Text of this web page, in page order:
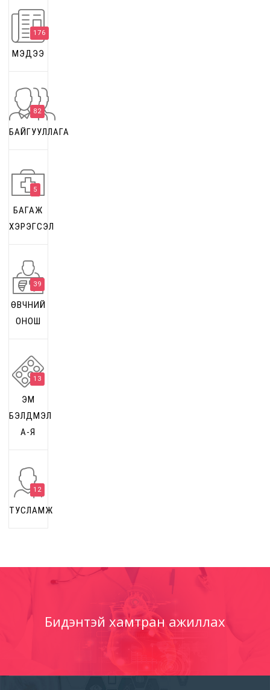
176
МЭДЭЭ
82
БАЙГУУЛЛАГА
5
БАГАЖ
ХЭРЭГСЭЛ
39
ӨВЧНИЙ
ОНОШ
13
ЭМ
БЭЛДМЭЛ
А-Я
12
ТУСЛАМЖ
Бидэнтэй хамтран ажиллах